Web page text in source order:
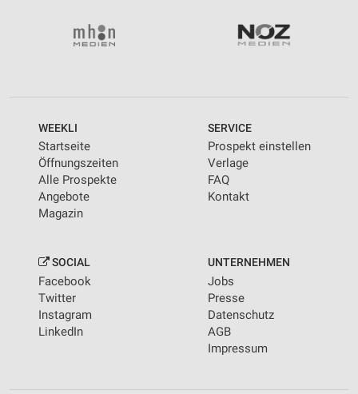
WEEKLI
Startseite
Öffnungszeiten
Alle Prospekte
Angebote
Magazin
SERVICE
Prospekt einstellen
Verlage
FAQ
Kontakt
SOCIAL
Facebook
Twitter
Instagram
LinkedIn
UNTERNEHMEN
Jobs
Presse
Datenschutz
AGB
Impressum